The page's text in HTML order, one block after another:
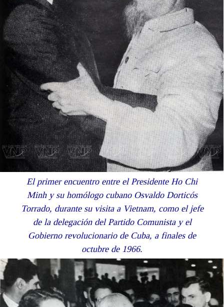
El primer encuentro entre el Presidente Ho Chi
Minh y su homólogo cubano Osvaldo Dorticós
Torrado, durante su visita a Vietnam, como el jefe
dela delegación del Partido Comunista y el
Gobierno revolucionario de Cuba, a finales de
octubre de 1966.